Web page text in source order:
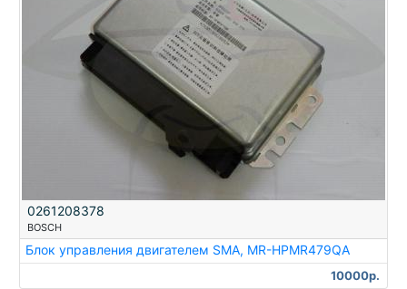
0261208378
BOSCH
Блок управления двигателем SMA, MR-HPMR479QA
10000р.